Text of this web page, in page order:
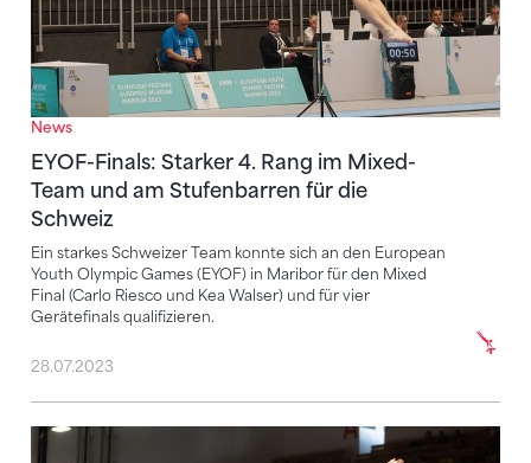
News
EYOF-Finals: Starker 4. Rang im Mixed-
Team und am Stufenbarren für die
Schweiz
Ein starkes Schweizer Team konnte sich an den European
Youth Olympic Games (EYOF) in Maribor für den Mixed
Final (Carlo Riesco und Kea Walser) und für vier
Gerätefinals qualifizieren.
28.07.2023
Rang 11 für Schweizer Team, Carlo Riesco für